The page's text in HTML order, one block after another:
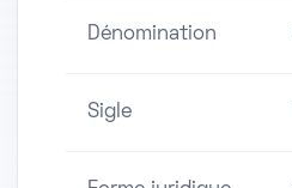
Dénomination
Sigle